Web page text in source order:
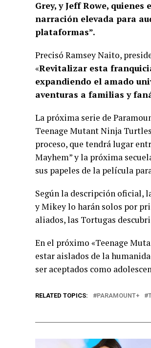
Grey, y Jeff Rowe,
narración elevada para
plataformas”.
Precisó Ramsey Naito,
«Revitalizar esta
expandiendo el amado
aventuras a familias y
La próxima serie de
Teenage Mutant Ninja
proceso, que tendrá lugar
Mayhem” y la próxima
sus papeles de la película
Según la descripción oficial,
y Mikey lo harán solos por
aliados, las Tortugas
En el próximo «Teenage
estar aislados de la
ser aceptados como
RELATED TOPICS: PARAMOUNT+